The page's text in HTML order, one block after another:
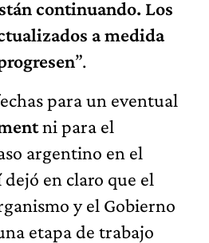
continuando. Los
a medida
”.
para un eventual
ni para el
argentino en el
en claro que el
y el Gobierno
etapa de trabajo